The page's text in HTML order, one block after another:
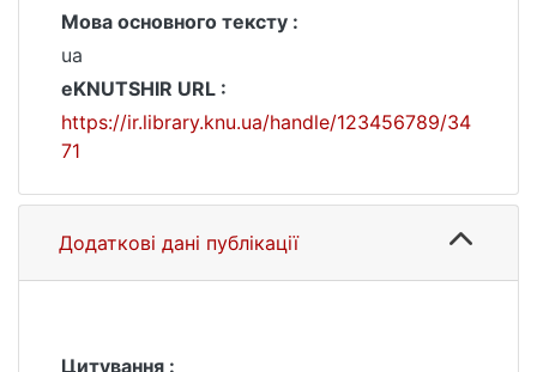
Мова основного тексту :
ua
eKNUTSHIR URL :
https://ir.library.knu.ua/handle/123456789/34
71
Додаткові дані публікації
Цитування :